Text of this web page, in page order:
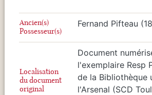
Ancien(s)
Possesseur(s)
Fernand Pifteau
Localisation
du document
original
Document
l'exemplaire Resp
de la Bibliothèque
l'Arsenal (SCD